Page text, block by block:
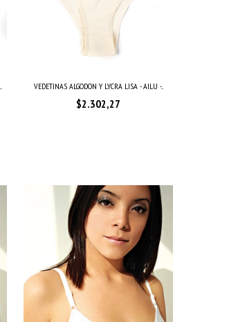
VEDETINAS ALGODON Y LYCRA LISA - AILU -...
$2.302,27